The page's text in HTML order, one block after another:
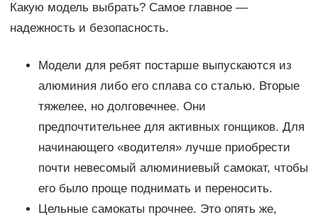
Какую модель выбрать? Самое главное —
надежность и безопасность.
Модели для ребят постарше выпускаются из
алюминия либо его сплава со сталью. Вторые
тяжелее, но долговечнее. Они
предпочтительнее для активных гонщиков. Для
начинающего «водителя» лучше приобрести
почти невесомый алюминиевый самокат, чтобы
его было проще поднимать и переносить.
Цельные самокаты прочнее. Это опять же,